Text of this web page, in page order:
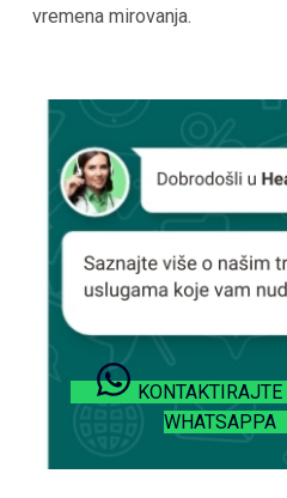
vremena mirovanja.
WHATSAPPA